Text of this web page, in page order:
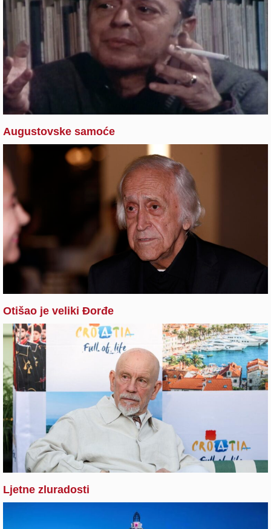
Augustovske samoće
Otišao je veliki Đorđe
Ljetne zluradosti